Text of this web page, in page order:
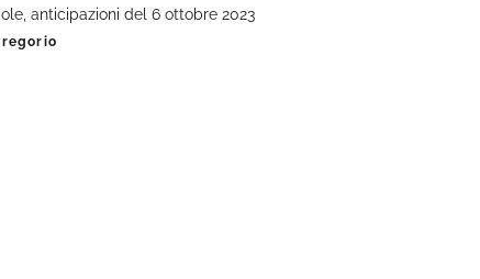
anticipazioni del 6 ottobre 2023